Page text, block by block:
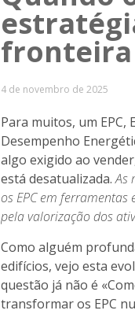
fronteira
4 de novembro de 2025
Para muitos, um
Desempenho
algo exigido ao
está desatualizada.As
os EPC em
pela valorização dos
Como alguém
edifícios, vejo esta
questão já não é
transformar os EPC